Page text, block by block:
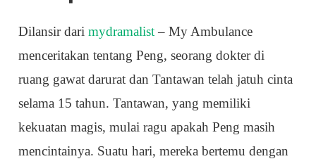
Dilansir darimydramalist– My Ambulance
menceritakan tentang Peng, seorang dokter di
ruang gawat darurat dan Tantawan telah jatuh cinta
selama 15 tahun. Tantawan, yang memiliki
kekuatan magis, mulai ragu apakah Peng masih
mencintainya. Suatu hari, mereka bertemu dengan